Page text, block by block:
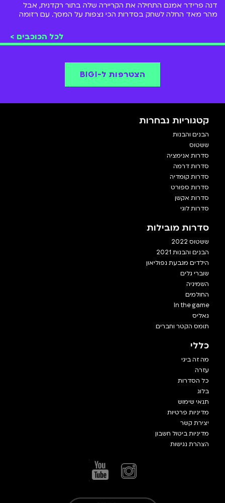
דנה פרידר אמנם התחילה את הקריירה שלה בתור רקדנית, אבל
מהר מאד החלה לשחק בסדרות הכי נצפות על המסך. עם רזומה
הילדים, דנה היא אחת מהשחקניות האהובות בישראל.לכל הכוכבים >
הצטרפות ל-BIGI
קטגוריות נבחרות
הבנים והבנות
ששטוס
סדרות אנימציה
סדרות דרמה
סדרות קומדיה
סדרות ספורט
סדרות אקשן
סדרות לוגי
סדרות מובילות
ששטוס 2022
הבנים והבנות 2021
הילדים מגבעת נפוליאון
שוברי גלים
השמיניה
החולמים
In the game
גאליס
תומס הקטר וחברים
כללי
מה זה ביגי
עזרה
כל הסדרות
בלוג
תנאי שימוש
מדיניות פרטיות
יצירת קשר
מדיניות ביטול חשבון
הצהרת נגישות